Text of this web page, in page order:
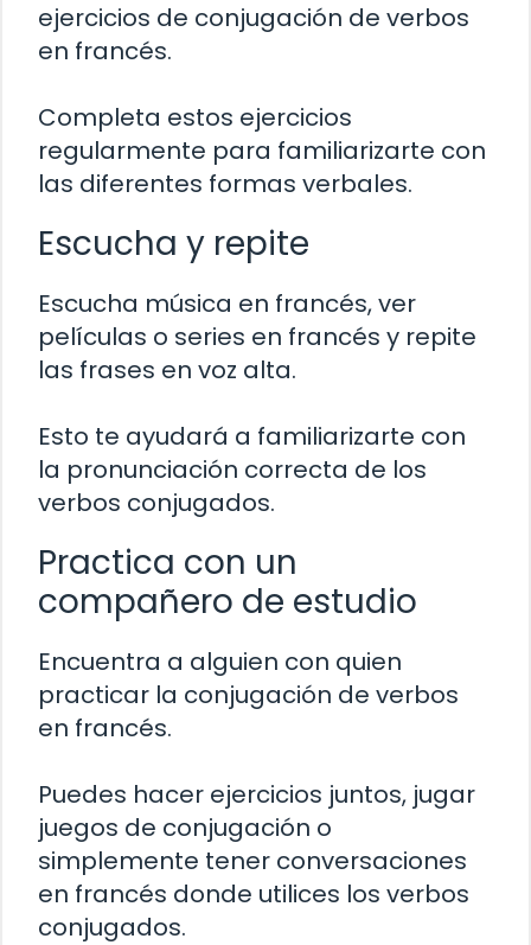
ejercicios de conjugación de verbos
en francés.
Completa estos ejercicios
regularmente para familiarizarte con
las diferentes formas verbales.
Escucha y repite
Escucha música en francés, ver
películas o series en francés y repite
las frases en voz alta.
Esto te ayudará a familiarizarte con
la pronunciación correcta de los
verbos conjugados.
Practica con un
compañero de estudio
Encuentra a alguien con quien
practicar la conjugación de verbos
en francés.
Puedes hacer ejercicios juntos, jugar
juegos de conjugación o
simplemente tener conversaciones
en francés donde utilices los verbos
conjugados.